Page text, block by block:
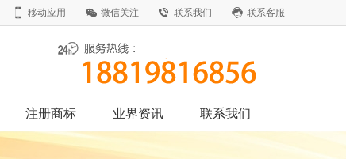
移动应用 微信关注 联系我们 联系客服
注册商标 业界资讯 联系我们